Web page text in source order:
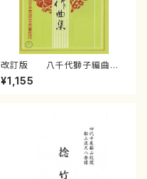
改訂版 八千代獅子編曲
（編曲八千代獅子）(/宮城道
雄/楽譜）
¥1,155